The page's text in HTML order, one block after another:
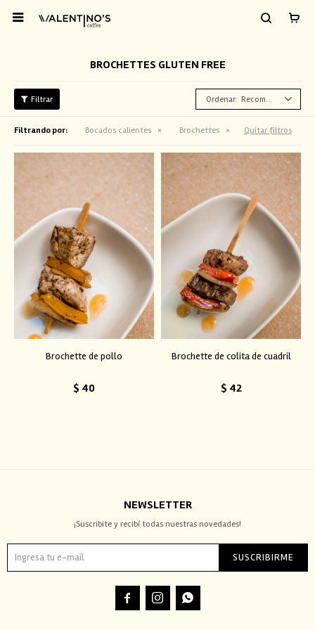

BROCHETTES GLUTEN FREE
Recomendados
Filtrando por: Bocados calientes Brochettes Quitar filtros
Brochette de pollo
$ 40
Brochette de colita de cuadril
$ 42
NEWSLETTER
¡Suscribite y recibí todas nuestras novedades!
SUSCRIBIRME
  